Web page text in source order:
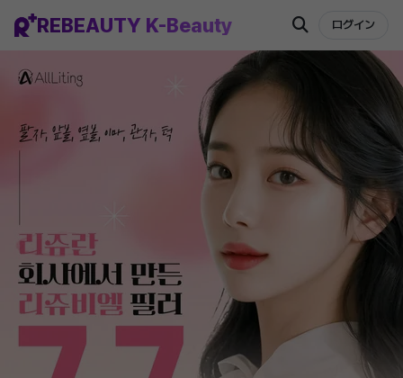
REBEAUTY K-Beauty ログイン